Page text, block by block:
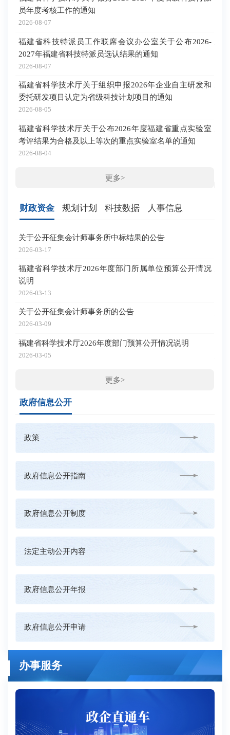
员年度考核工作的通知
2026-08-07
福建省科技特派员工作联席会议办公室关于公布2026-
2027年福建省科技特派员选认结果的通知
2026-08-07
福建省科学技术厅关于组织申报2026年企业自主研发和
委托研发项目认定为省级科技计划项目的通知
2026-08-05
福建省科学技术厅关于公布2026年度福建省重点实验室
考评结果为合格及以上等次的重点实验室名单的通知
2026-08-04
更多>
财政资金 规划计划 科技数据 人事信息
关于公开征集会计师事务所中标结果的公告
2026-03-17
福建省科学技术厅2026年度部门所属单位预算公开情况
说明
2026-03-13
关于公开征集会计师事务所的公告
2026-03-09
福建省科学技术厅2026年度部门预算公开情况说明
2026-03-05
更多>
政府信息公开
政策
政府信息公开指南
政府信息公开制度
法定主动公开内容
政府信息公开年报
政府信息公开申请
办事服务